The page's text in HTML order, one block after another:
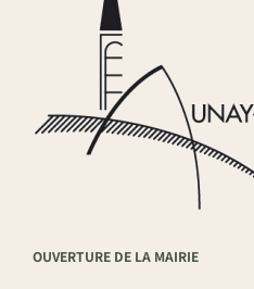
OUVERTURE DE LA MAIRIE